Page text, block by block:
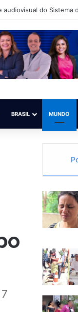
audiovisual do Sistema
BRASIL MUNDO